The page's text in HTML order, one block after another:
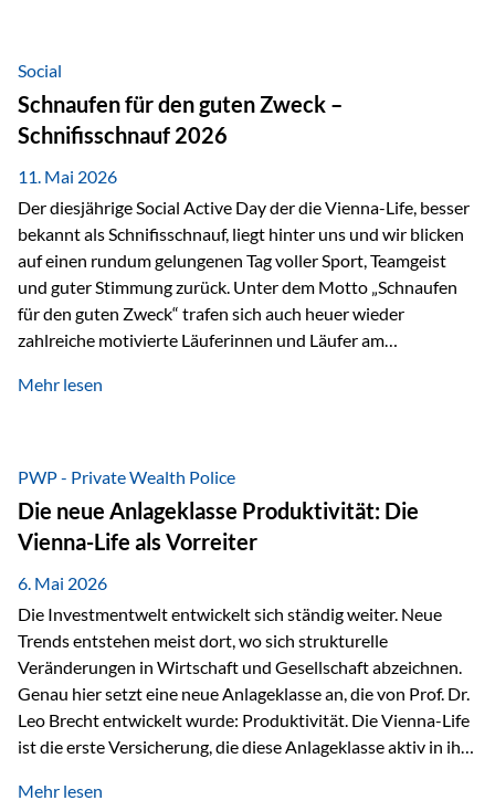
innerhalb der Private Wealth Police der Vienna-Life steht
der Oculus Value Capital Fund für einen langfristig
orientierten Value-Investing-Ansatz mit Fokus auf
fundamentale Unternehmensanalyse und nachhaltige
Wertentwicklung. Der Investmentansatz: Value Investing
mit Weitblick Im Zentrum steht ein…
Social
Schnaufen für den guten Zweck –
Schnifisschnauf 2026
11. Mai 2026
Der diesjährige Social Active Day der die Vienna-Life, besser
bekannt als Schnifisschnauf, liegt hinter uns und wir blicken
auf einen rundum gelungenen Tag voller Sport, Teamgeist
und guter Stimmung zurück. Unter dem Motto „Schnaufen
für den guten Zweck“ trafen sich auch heuer wieder
zahlreiche motivierte Läuferinnen und Läufer am
Höchstleistungen für einen guten Zweck zu erbringen. Mit
Mäder gesammelt werden konnten. Die anspruchsvolle
Strecke mit rund 4,8 Kilometern und 680 Höhenmetern
stellte die Teilnehmerinnen und Teilnehmer vor eine
sportliche Herausforderung. Doch…
Mehr lesen
PWP - Private Wealth Police
Die neue Anlageklasse Produktivität: Die
Vienna-Life als Vorreiter
6. Mai 2026
Die Investmentwelt entwickelt sich ständig weiter. Neue
Trends entstehen meist dort, wo sich strukturelle
Veränderungen in Wirtschaft und Gesellschaft abzeichnen.
Genau hier setzt eine neue Anlageklasse an, die von Prof. Dr.
Leo Brecht entwickelt wurde: Produktivität. Die Vienna-Life
ist die erste Versicherung, die diese Anlageklasse aktiv in ihre
Vorreiter. Warum auf das Thema Produktivität setzen? Die
Mehr lesen